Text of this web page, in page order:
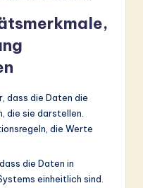
dass die Daten die
die sie darstellen.
die Werte
die Daten in
einheitlich sind.